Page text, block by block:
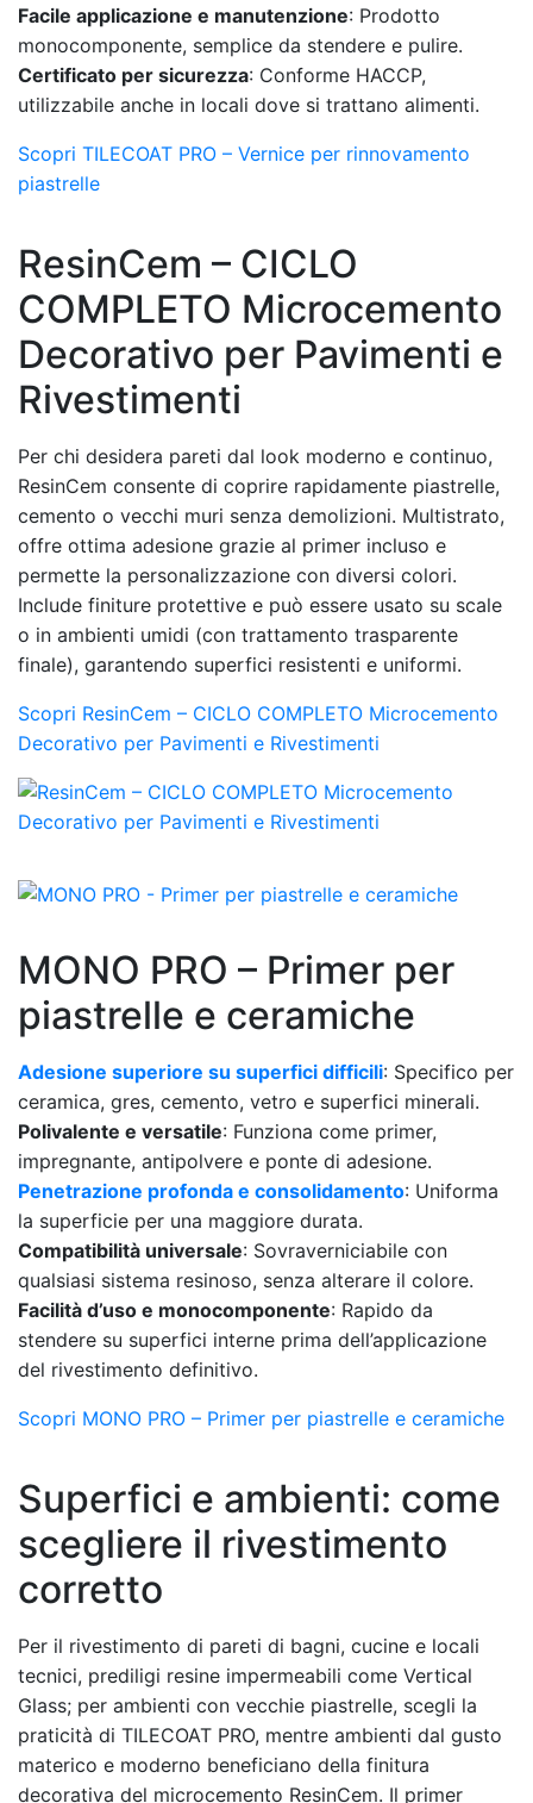
Facile applicazione e manutenzione: Prodotto
monocomponente, semplice da stendere e pulire.
Certificato per sicurezza: Conforme HACCP,
utilizzabile anche in locali dove si trattano alimenti.
Scopri TILECOAT PRO – Vernice per rinnovamento
piastrelle
ResinCem – CICLO
COMPLETO Microcemento
Decorativo per Pavimenti e
Rivestimenti
Per chi desidera pareti dal look moderno e continuo,
ResinCem consente di coprire rapidamente piastrelle,
cemento o vecchi muri senza demolizioni. Multistrato,
offre ottima adesione grazie al primer incluso e
permette la personalizzazione con diversi colori.
Include finiture protettive e può essere usato su scale
o in ambienti umidi (con trattamento trasparente
finale), garantendo superfici resistenti e uniformi.
Scopri ResinCem – CICLO COMPLETO Microcemento
Decorativo per Pavimenti e Rivestimenti
MONO PRO – Primer per
piastrelle e ceramiche
Adesione superiore su superfici difficili: Specifico per
ceramica, gres, cemento, vetro e superfici minerali.
Polivalente e versatile: Funziona come primer,
impregnante, antipolvere e ponte di adesione.
Penetrazione profonda e consolidamento: Uniforma
la superficie per una maggiore durata.
Compatibilità universale: Sovraverniciabile con
qualsiasi sistema resinoso, senza alterare il colore.
Facilità d’uso e monocomponente: Rapido da
stendere su superfici interne prima dell’applicazione
del rivestimento definitivo.
Scopri MONO PRO – Primer per piastrelle e ceramiche
Superfici e ambienti: come
scegliere il rivestimento
corretto
Per il rivestimento di pareti di bagni, cucine e locali
tecnici, prediligi resine impermeabili come Vertical
Glass; per ambienti con vecchie piastrelle, scegli la
praticità di TILECOAT PRO, mentre ambienti dal gusto
materico e moderno beneficiano della finitura
decorativa del microcemento ResinCem. Il primer